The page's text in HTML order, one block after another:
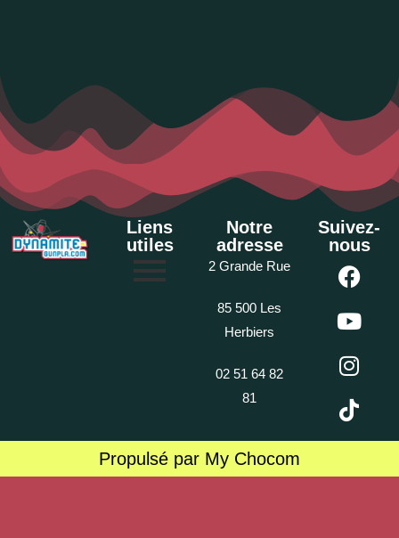
Liens
utiles
Notre
adresse
2 Grande Rue
85 500 Les
Herbiers
02 51 64 82
81
Suivez-
nous
Propulsé par My Chocom